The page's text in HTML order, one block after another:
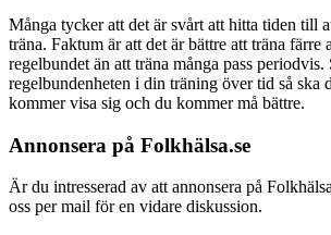
Många tycker att det är svårt att hitta tiden till
träna. Faktum är att det är bättre att träna färre
regelbundet än att träna många pass
regelbundenheten i din träning över tid så ska
kommer visa sig och du kommer må bättre.
Annonsera på Folkhälsa.se
Är du intresserad av att annonsera på
oss per mail för en vidare diskussion.